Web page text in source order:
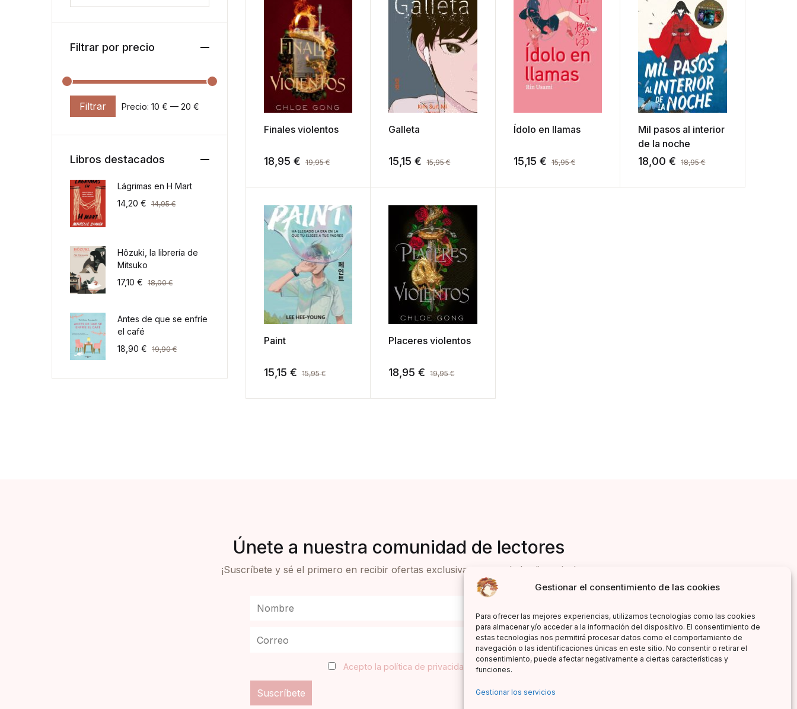
Gestionar el consentimiento de las cookies
Para ofrecer las mejores experiencias, utilizamos tecnologías como las cookies
para almacenar y/o acceder a la información del dispositivo. El consentimiento de
estas tecnologías nos permitirá procesar datos como el comportamiento de
navegación o las identificaciones únicas en este sitio. No consentir o retirar el
consentimiento, puede afectar negativamente a ciertas características y
funciones.
Gestionar los servicios
Finales violentos
18,95 € 19,95€
Galleta
15,15€ 15,95€
Ídolo en llamas
15,15 € 15,95€
Mil pasos al interior
de la noche
18,00€ 18,95€
Paint
15,15 € 15,95€
Placeres violentos
18,95€ 19,95€
Filtrar por precio
Precio mínimo
Precio máximo
Filtrar Precio: 10 € — 20 €
Libros destacados
Lágrimas en H Mart
14,20 € 14,95€
Hôzuki, la librería de
Mitsuko
17,10 € 18,00€
Antes de que se enfríe
el café
18,90 € 19,90€
Únete a nuestra comunidad de lectores
¡Suscríbete y sé el primero en recibir ofertas exclusivas y novedades literarias!
Acepto la política de privacidad